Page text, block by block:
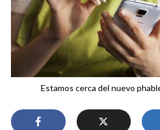
Estamos cerca del nuevo